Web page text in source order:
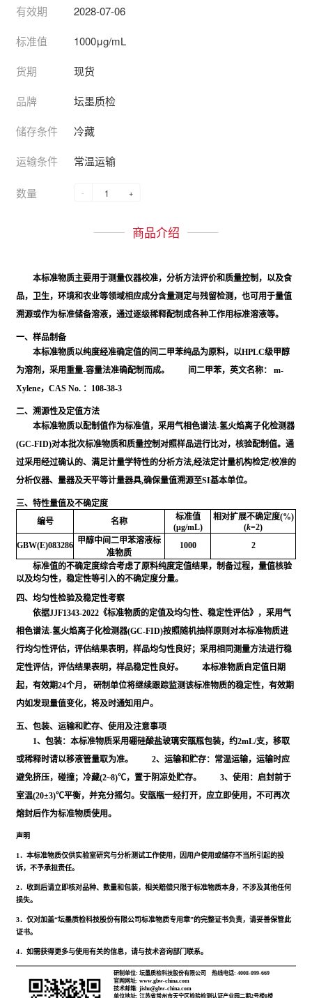
有效期 2028-07-06
标准值 1000μg/mL
货期 现货
品牌 坛墨质检
储存条件 冷藏
运输条件 常温运输
数量 - +
商品介绍
本标准物质主要用于测量仪器校准，分析方法评价和质量控制，以及食
品，卫生，环境和农业等领域相应成分含量测定与残留检测，也可用于量值
溯源或作为标准储备溶液，通过逐级稀释配制成各种工作用标准溶液等。
一、样品制备
本标准物质以纯度经准确定值的间二甲苯纯品为原料，以HPLC级甲醇
为溶剂，采用重量-容量法准确配制而成。 间二甲苯，英文名称： m-
Xylene，CAS No. ：108-38-3
二、溯源性及定值方法
本标准物质以配制值作为标准值，采用气相色谱法-氢火焰离子化检测器
(GC-FID)对本批次标准物质和质量控制对照样品进行比对，核验配制值。通
过采用经过确认的、满足计量学特性的分析方法,经法定计量机构检定/校准的
分析仪器、量器及天平等计量器具,确保量值溯源至SI基本单位。
三、特性量值及不确定度
编号
名称
标准值
(μg/mL)
相对扩展不确定度(%)
(k=2)
GBW(E)083286 甲醇中间二甲苯溶液标
准物质
1000 2
标准值的不确定度综合考虑了原料纯度定值结果，制备过程，量值核验
以及均匀性，稳定性等引入的不确定度分量。
四、均匀性检验及稳定性考察
依据JJF1343-2022《标准物质的定值及均匀性、稳定性评估》，采用气
相色谱法-氢火焰离子化检测器(GC-FID)按照随机抽样原则对本标准物质进
行均匀性评估，评估结果表明，样品均匀性良好；采用相同测量方法进行稳
定性评估，评估结果表明，样品稳定性良好。 本标准物质自定值日期
起，有效期24个月， 研制单位将继续跟踪监测该标准物质的稳定性，有效期
内如发现量值变化，将及时通知用户。
五、包装、运输和贮存、使用及注意事项
1、包装：本标准物质采用硼硅酸盐玻璃安瓿瓶包装，约2mL/支，移取
或稀释时请以移液管量取为准。 2、运输和贮存：常温运输，运输时应
避免挤压，碰撞；冷藏(2~8)℃，置于阴凉处贮存。 3、使用：启封前于
室温(20±3)℃平衡，并充分摇匀。安瓿瓶一经打开，应立即使用，不可再次
熔封后作为标准物质使用。
声明
1．本标准物质仅供实验室研究与分析测试工作使用，因用户使用或储存不当所引起的投
诉，不予承担责任。
2．收到后请立即核对品种、数量和包装，相关赔偿只限于标准物质本身，不涉及其他任何
损失。
3．仅对加盖“坛墨质检科技股份有限公司标准物质专用章”的完整证书负责，请妥善保管此
证书。
4．如需获得更多与使用有关的信息，请与技术咨询部门联系。
研制单位: 坛墨质检科技股份有限公司
热线电话: 4008-099-669
官网网址: www.gbw-china.com
技术邮箱: jishu@gbw-china.com
单位地址: 江苏省常州市天宁区检验检测认证产业园二期2号楼8楼